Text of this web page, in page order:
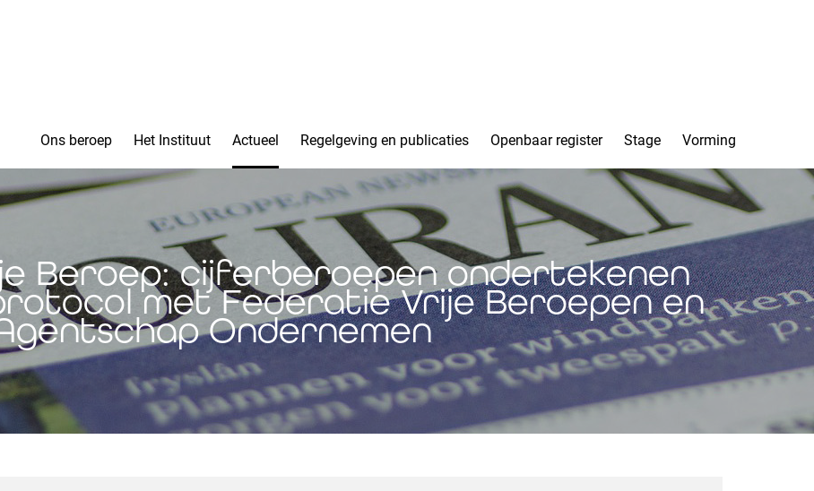
Ons beroep Het Instituut Actueel Regelgeving en publicaties Openbaar register Stage Vorming
Beroep: cijferberoepen ondertekenen
met Federatie Vrije Beroepen en
Ondernemen